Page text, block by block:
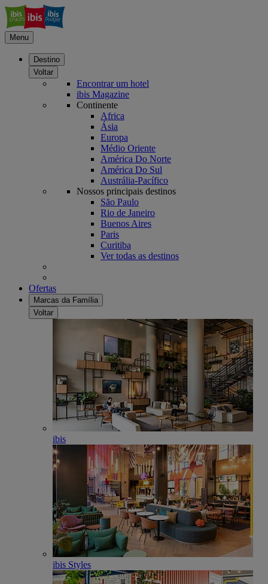
Menu
Destino
Voltar
Encontrar um hotel
ibis Magazine
Continente
Africa
Ásia
Europa
Médio Oriente
América Do Norte
América Do Sul
Austrália-Pacífico
Nossos principais destinos
São Paulo
Rio de Janeiro
Buenos Aires
Paris
Curitiba
Ver todas as destinos
Ofertas
Marcas da Família
Voltar
ibis
ibis Styles